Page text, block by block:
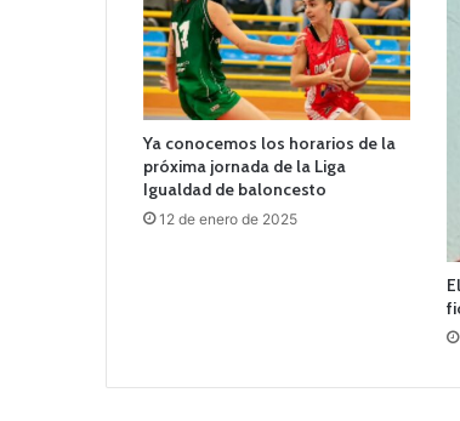
Ya conocemos los horarios de la
próxima jornada de la Liga
Igualdad de baloncesto
12 de enero de 2025